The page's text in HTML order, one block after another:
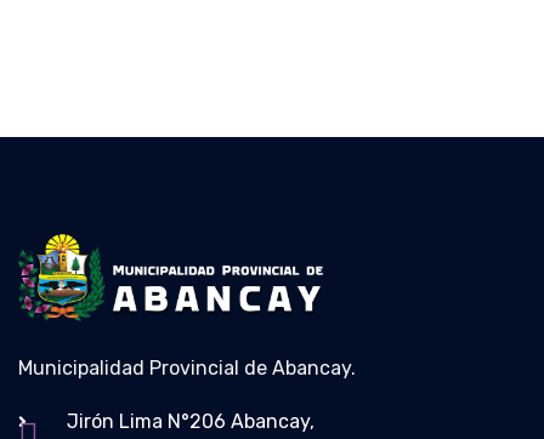
Municipalidad Provincial de Abancay.
Jirón Lima N°206 Abancay,